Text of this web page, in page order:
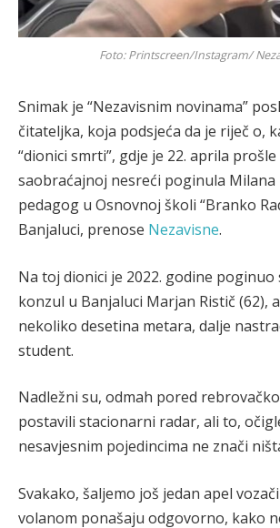
Foto: Printscreen/Instagram/
Snimak je “Nezavisnim novinama”
čitateljka, koja podsjeća da je riječ o,
“dionici smrti”, gdje je 22. aprila
saobraćajnoj nesreći poginula Milana
pedagog u Osnovnoj školi “Branko
Banjaluci, prenose Nezavisne.
Na toj dionici je 2022. godine poginuo
konzul u Banjaluci Marjan Ristič (62),
nekoliko desetina metara, dalje
student.
Nadležni su, odmah pored
postavili stacionarni radar, ali to,
nesavjesnim pojedincima ne znači
Svakako, šaljemo još jedan apel
volanom ponašaju odgovorno, kako